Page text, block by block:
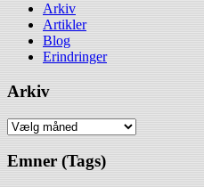
Arkiv
Artikler
Blog
Erindringer
Arkiv
Arkiv
Emner (Tags)